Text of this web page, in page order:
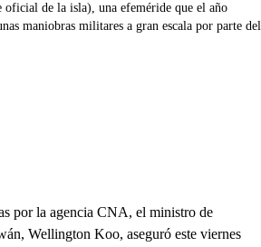
oficial de la isla), una efeméride que el año
maniobras militares a gran escala por parte del
por la agencia CNA, el ministro de
Wellington Koo, aseguró este viernes